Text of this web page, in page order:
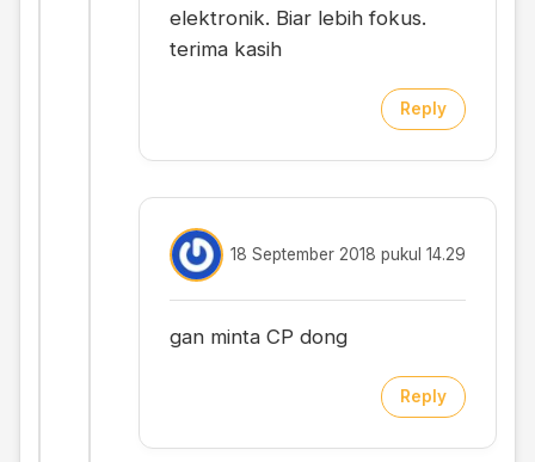
elektronik. Biar lebih fokus.
terima kasih
Reply
18 September 2018 pukul 14.29
gan minta CP dong
Reply